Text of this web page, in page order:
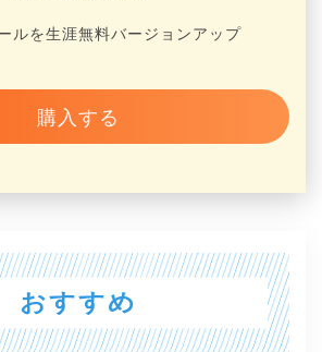
ルを生涯無料バージョンアップ
購入する
おすすめ